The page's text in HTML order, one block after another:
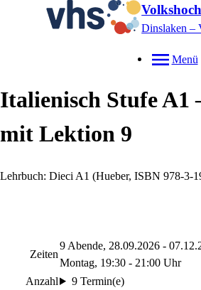
Dinslaken –
Menü
Italienisch Stufe A1
mit Lektion 9
Lehrbuch: Dieci A1 (Hueber, ISBN 978-3-
Zeiten
9 Abende, 28.09.2026 -
Montag, 19:30 - 21:00 Uhr
Anzahl
9 Termin(e)